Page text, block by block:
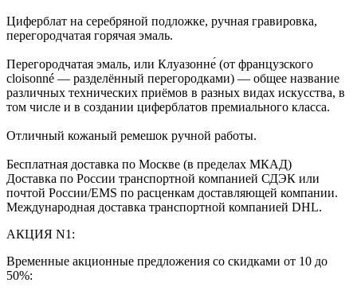
Циферблат на серебряной подложке, ручная гравировка,
перегородчатая горячая эмаль.
Перегородчатая эмаль, или Клуазонне́ (от французского
cloisonné — разделённый перегородками) — общее название
различных технических приёмов в разных видах искусства, в
том числе и в создании циферблатов премиального класса.
Отличный кожаный ремешок ручной работы.
Бесплатная доставка по Москве (в пределах МКАД)
Доставка по России транспортной компанией СДЭК или
почтой России/EMS по расценкам доставляющей компании.
Международная доставка транспортной компанией DHL.
АКЦИЯ N1:
Временные акционные предложения со скидками от 10 до
50%: